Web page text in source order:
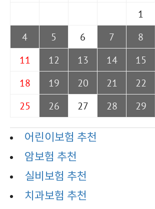
1
4
5 6 7 8
11
12 13 14 15
18
19 20 21 22
25
26 27 28 29
어린이보험 추천
암보험 추천
실비보험 추천
치과보험 추천